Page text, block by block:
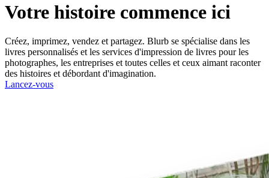
Votre histoire commence ici
Créez, imprimez, vendez et partagez. Blurb se spécialise dans les
livres personnalisés et les services d'impression de livres pour les
photographes, les entreprises et toutes celles et ceux aimant raconter
des histoires et débordant d'imagination.
Lancez-vous